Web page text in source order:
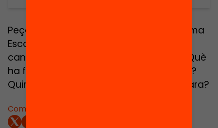
Comparteix:
Peça documental breu sobre el programa
Escola Nova 21. Per què és necessari el
canvi educatiu, per què neix l’aliança? Què
ha fet Escola Nova 21 aquests tres anys?
Quins són els reptes de futur a partir d’ara?